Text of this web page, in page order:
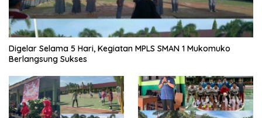
Digelar Selama 5 Hari, Kegiatan MPLS SMAN 1 Mukomuko
Berlangsung Sukses